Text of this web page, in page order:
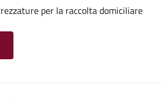
per la raccolta domiciliare